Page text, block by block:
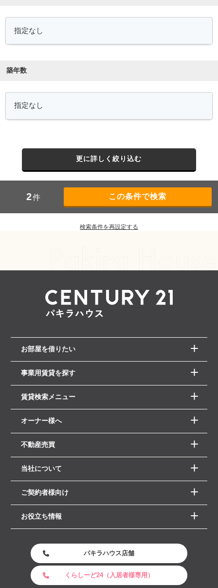
築年数
更に詳しく絞り込む
2件
検索条件を再設定する
お部屋を借りたい
事業用賃貸を探す
賃貸検索メニュー
オーナー様へ
不動産売買
当社について
ご契約者様向け
お役立ち情報
パキラハウス店舗
くらしーど24（入居者様専用）